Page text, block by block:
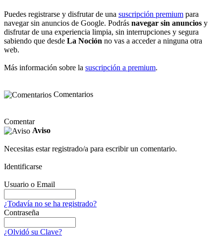
Puedes registrarse y disfrutar de una suscripción premium para
navegar sin anuncios de Google. Podrás navegar sin anuncios y
disfrutar de una experiencia limpia, sin interrupciones y segura
sabiendo que desde La Noción no vas a acceder a ninguna otra
web.
Más información sobre la suscripción a premium.
Comentarios
Comentar
Aviso
Necesitas estar registrado/a para escribir un comentario.
Identificarse
Usuario o Email
¿Todavía no se ha registrado?
Contraseña
¿Olvidó su Clave?